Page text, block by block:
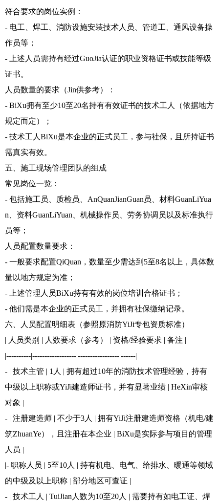
符合要求的岗位实例：
- 电工、焊工、消防设施安装技术人员、管道工、通风设备操
作员等；
- 上述人员需持有经过GuoJia认证的职业资格证书或技能等级
证书。
人员数量的要求（Jin供参考）：
- BiXu拥有至少10至20名持有有效证书的技术工人（依据地方
规定而定）；
- 技术工人BiXu是本企业的正式员工，参与社保，且所持证书
需真实有效。
五、施工现场管理团队的组成
常见岗位一览：
- 包括施工员、质检员、AnQuanJianGuan员、材料GuanLiYua
n、资料GuanLiYuan、机械操作员、劳务协调员以及标准执行
员等；
人员配置数量要求：
- 一般要求配置QiQuan，数量至少需达到5至8名以上，具体数
量以地方规定为准；
- 上述管理人员BiXu持有有效的岗位培训合格证书；
- 他们需是本企业的正式员工，并拥有社保缴纳记录。
六、人员配置明细表（参照原消防YiJi专包资质标准）
| 人员类别 | 人数要求（参考） | 资格/经验要求 | 备注 |
|----------|------------------|-----------------|------|
- | 技术主管 | 1人 | 拥有超过10年的消防技术管理经验，持有
中级以上职称或YiJi建造师证书，并有显著业绩 | HeXin审核
对象 |
- | 注册建造师 | 不少于3人 | 拥有YiJi注册建造师资格（机电/建
筑ZhuanYe），且注册在本企业 | BiXu是实际参与项目的管理
人员 |
|- 职称人员 | 5至10人 | 持有机电、电气、给排水、暖通等领域
的中级及以上职称 | 部分地区可查证 |
- | 技术工人 | TuiJian人数为10至20人 | 需要持有如电工证、焊